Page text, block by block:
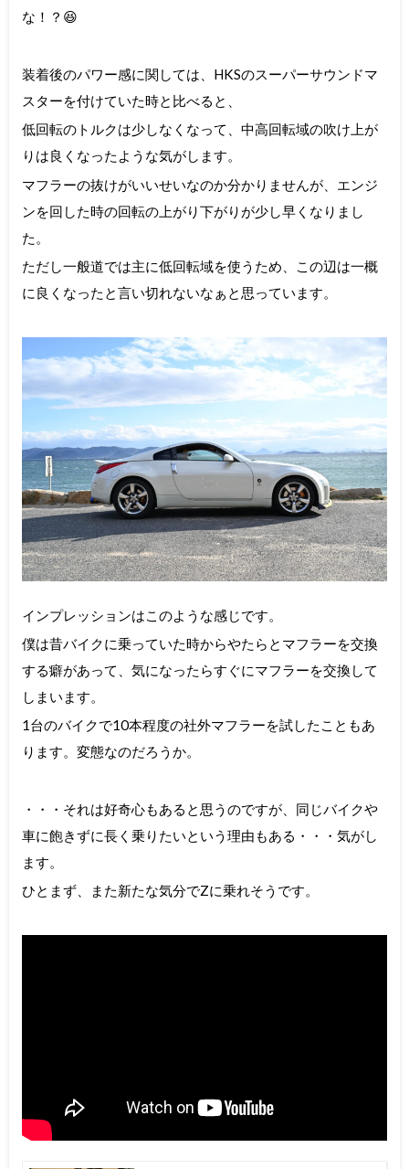
な！？😆
装着後のパワー感に関しては、HKSのスーパーサウンドマ
スターを付けていた時と比べると、
低回転のトルクは少しなくなって、中高回転域の吹け上が
りは良くなったような気がします。
マフラーの抜けがいいせいなのか分かりませんが、エンジ
ンを回した時の回転の上がり下がりが少し早くなりまし
た。
ただし一般道では主に低回転域を使うため、この辺は一概
に良くなったと言い切れないなぁと思っています。
インプレッションはこのような感じです。
僕は昔バイクに乗っていた時からやたらとマフラーを交換
する癖があって、気になったらすぐにマフラーを交換して
しまいます。
1台のバイクで10本程度の社外マフラーを試したこともあ
ります。変態なのだろうか。
・・・それは好奇心もあると思うのですが、同じバイクや
車に飽きずに長く乗りたいという理由もある・・・気がし
ます。
ひとまず、また新たな気分でZに乗れそうです。